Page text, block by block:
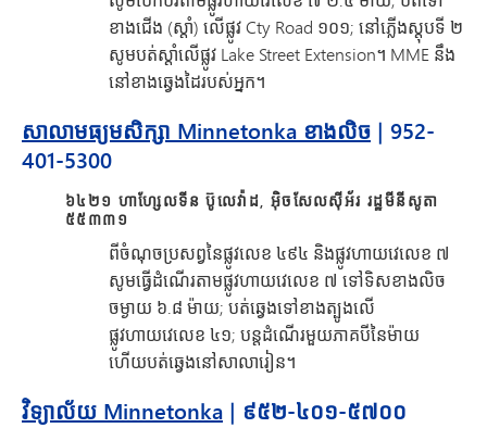
ខាងជើង (ស្តាំ) លើផ្លូវ Cty Road ១០១; នៅភ្លើងស្តុបទី ២
សូមបត់ស្តាំលើផ្លូវ Lake Street Extension។ MME នឹង
នៅខាងឆ្វេងដៃរបស់អ្នក។
សាលាមធ្យមសិក្សា Minnetonka ខាងលិច | 952-
401-5300
៦៤២១ ហាហ្សែលទីន ប៊ូលេវ៉ាដ, អ៊ិចសែលស៊ីអ័រ រដ្ឋមីនីសូតា
៥៥៣៣១
ពីចំណុចប្រសព្វនៃផ្លូវលេខ ៤៩៤ និងផ្លូវហាយវេលេខ ៧
សូមធ្វើដំណើរតាមផ្លូវហាយវេលេខ ៧ ទៅទិសខាងលិច
ចម្ងាយ ៦.៨ ម៉ាយ; បត់ឆ្វេងទៅខាងត្បូងលើ
ផ្លូវហាយវេលេខ ៤១; បន្តដំណើរមួយភាគបីនៃម៉ាយ
ហើយបត់ឆ្វេងនៅសាលារៀន។
វិទ្យាល័យ Minnetonka | ៩៥២-៤០១-៥៧០០